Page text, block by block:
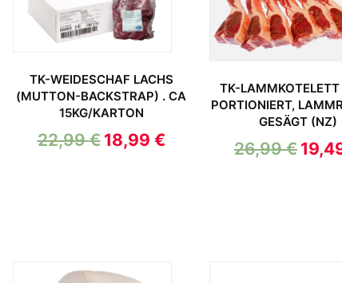
TK-WEIDESCHAF LACHS
(MUTTON-BACKSTRAP) . CA
15KG/KARTON
22,99€ 18,99 €
TK-LAMMKOTELETT
PORTIONIERT,
GESÄGT (NZ)
26,99€